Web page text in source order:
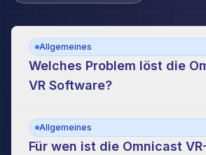
Liste des questions fréquemment
Allgemeines
Welches Problem löst die
VR Software?
Allgemeines
Für wen ist die Omnicast